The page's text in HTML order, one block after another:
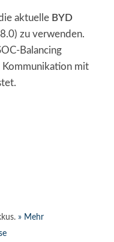
aktuelle BYD
zu verwenden.
Balancing
mit
» Mehr